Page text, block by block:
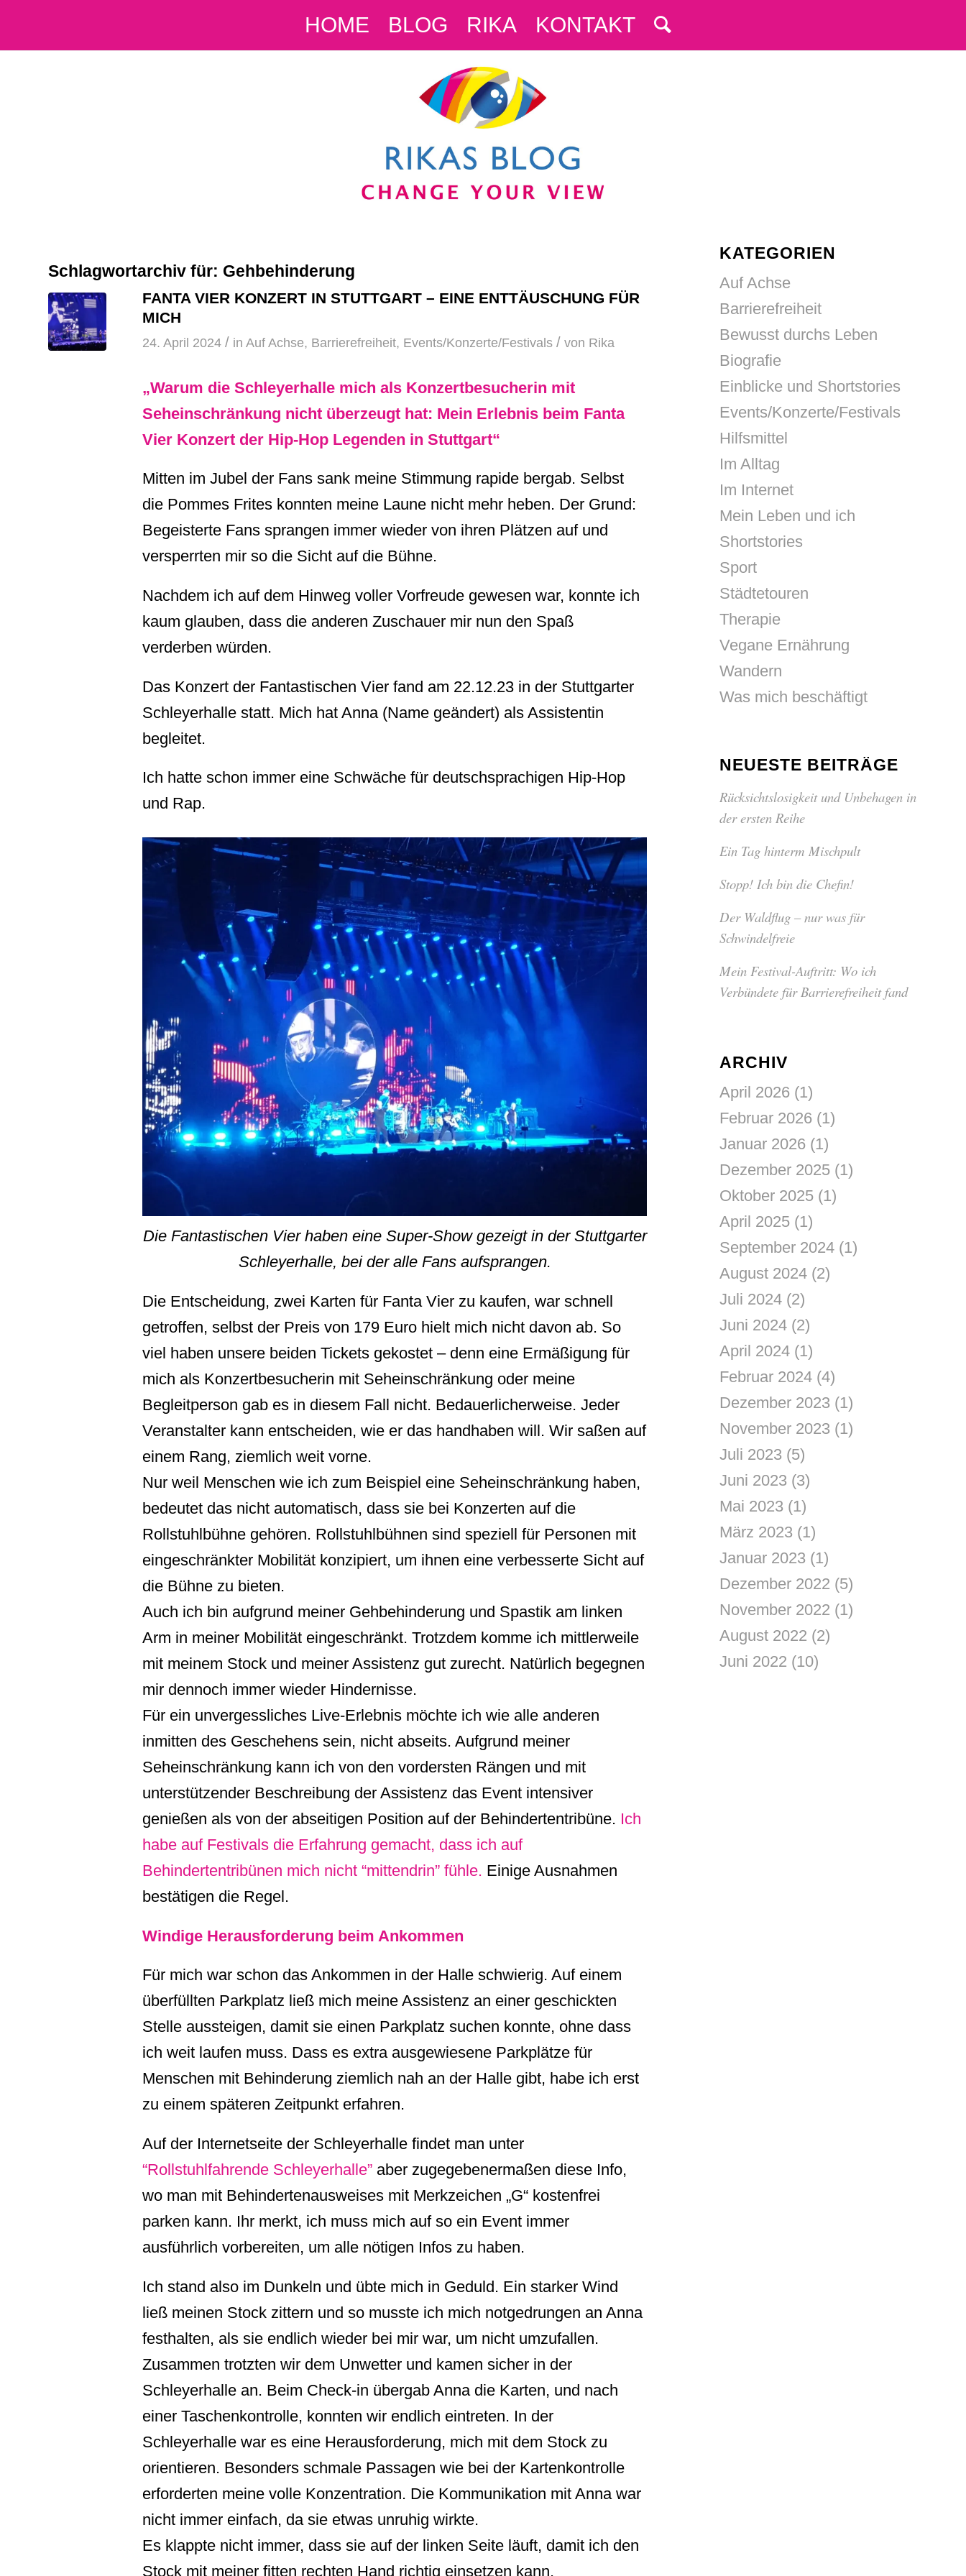
HOME BLOG RIKA KONTAKT
Schlagwortarchiv für: Gehbehinderung
FANTA VIER KONZERT IN STUTTGART – EINE ENTTÄUSCHUNG FÜR
MICH
24. April 2024 / in Auf Achse, Barrierefreiheit, Events/Konzerte/Festivals / von Rika
„Warum die Schleyerhalle mich als Konzertbesucherin mit
Seheinschränkung nicht überzeugt hat: Mein Erlebnis beim Fanta
Vier Konzert der Hip-Hop Legenden in Stuttgart“
Mitten im Jubel der Fans sank meine Stimmung rapide bergab. Selbst
die Pommes Frites konnten meine Laune nicht mehr heben. Der Grund:
Begeisterte Fans sprangen immer wieder von ihren Plätzen auf und
versperrten mir so die Sicht auf die Bühne.
Nachdem ich auf dem Hinweg voller Vorfreude gewesen war, konnte ich
kaum glauben, dass die anderen Zuschauer mir nun den Spaß
verderben würden.
Das Konzert der Fantastischen Vier fand am 22.12.23 in der Stuttgarter
Schleyerhalle statt. Mich hat Anna (Name geändert) als Assistentin
begleitet.
Ich hatte schon immer eine Schwäche für deutschsprachigen Hip-Hop
und Rap.
Die Fantastischen Vier haben eine Super-Show gezeigt in der Stuttgarter
Schleyerhalle, bei der alle Fans aufsprangen.
Die Entscheidung, zwei Karten für Fanta Vier zu kaufen, war schnell
getroffen, selbst der Preis von 179 Euro hielt mich nicht davon ab. So
viel haben unsere beiden Tickets gekostet – denn eine Ermäßigung für
mich als Konzertbesucherin mit Seheinschränkung oder meine
Begleitperson gab es in diesem Fall nicht. Bedauerlicherweise. Jeder
Veranstalter kann entscheiden, wie er das handhaben will. Wir saßen auf
einem Rang, ziemlich weit vorne.
Nur weil Menschen wie ich zum Beispiel eine Seheinschränkung haben,
bedeutet das nicht automatisch, dass sie bei Konzerten auf die
Rollstuhlbühne gehören. Rollstuhlbühnen sind speziell für Personen mit
eingeschränkter Mobilität konzipiert, um ihnen eine verbesserte Sicht auf
die Bühne zu bieten.
Auch ich bin aufgrund meiner Gehbehinderung und Spastik am linken
Arm in meiner Mobilität eingeschränkt. Trotzdem komme ich mittlerweile
mit meinem Stock und meiner Assistenz gut zurecht. Natürlich begegnen
mir dennoch immer wieder Hindernisse.
Für ein unvergessliches Live-Erlebnis möchte ich wie alle anderen
inmitten des Geschehens sein, nicht abseits. Aufgrund meiner
Seheinschränkung kann ich von den vordersten Rängen und mit
unterstützender Beschreibung der Assistenz das Event intensiver
genießen als von der abseitigen Position auf der Behindertentribüne. Ich
habe auf Festivals die Erfahrung gemacht, dass ich auf
Behindertentribünen mich nicht “mittendrin” fühle. Einige Ausnahmen
bestätigen die Regel.
Windige Herausforderung beim Ankommen
Für mich war schon das Ankommen in der Halle schwierig. Auf einem
überfüllten Parkplatz ließ mich meine Assistenz an einer geschickten
Stelle aussteigen, damit sie einen Parkplatz suchen konnte, ohne dass
ich weit laufen muss. Dass es extra ausgewiesene Parkplätze für
Menschen mit Behinderung ziemlich nah an der Halle gibt, habe ich erst
zu einem späteren Zeitpunkt erfahren.
Auf der Internetseite der Schleyerhalle findet man unter
“Rollstuhlfahrende Schleyerhalle” aber zugegebenermaßen diese Info,
wo man mit Behindertenausweises mit Merkzeichen „G“ kostenfrei
parken kann. Ihr merkt, ich muss mich auf so ein Event immer
ausführlich vorbereiten, um alle nötigen Infos zu haben.
Ich stand also im Dunkeln und übte mich in Geduld. Ein starker Wind
ließ meinen Stock zittern und so musste ich mich notgedrungen an Anna
festhalten, als sie endlich wieder bei mir war, um nicht umzufallen.
Zusammen trotzten wir dem Unwetter und kamen sicher in der
Schleyerhalle an. Beim Check-in übergab Anna die Karten, und nach
einer Taschenkontrolle, konnten wir endlich eintreten. In der
Schleyerhalle war es eine Herausforderung, mich mit dem Stock zu
orientieren. Besonders schmale Passagen wie bei der Kartenkontrolle
erforderten meine volle Konzentration. Die Kommunikation mit Anna war
nicht immer einfach, da sie etwas unruhig wirkte.
Es klappte nicht immer, dass sie auf der linken Seite läuft, damit ich den
Stock mit meiner fitten rechten Hand richtig einsetzen kann.
KATEGORIEN
Auf Achse
Barrierefreiheit
Bewusst durchs Leben
Biografie
Einblicke und Shortstories
Events/Konzerte/Festivals
Hilfsmittel
Im Alltag
Im Internet
Mein Leben und ich
Shortstories
Sport
Städtetouren
Therapie
Vegane Ernährung
Wandern
Was mich beschäftigt
NEUESTE BEITRÄGE
Rücksichtslosigkeit und Unbehagen in
der ersten Reihe
Ein Tag hinterm Mischpult
Stopp! Ich bin die Chefin!
Der Waldflug – nur was für
Schwindelfreie
Mein Festival-Auftritt: Wo ich
Verbündete für Barrierefreiheit fand
ARCHIV
April 2026 (1)
Februar 2026 (1)
Januar 2026 (1)
Dezember 2025 (1)
Oktober 2025 (1)
April 2025 (1)
September 2024 (1)
August 2024 (2)
Juli 2024 (2)
Juni 2024 (2)
April 2024 (1)
Februar 2024 (4)
Dezember 2023 (1)
November 2023 (1)
Juli 2023 (5)
Juni 2023 (3)
Mai 2023 (1)
März 2023 (1)
Januar 2023 (1)
Dezember 2022 (5)
November 2022 (1)
August 2022 (2)
Juni 2022 (10)